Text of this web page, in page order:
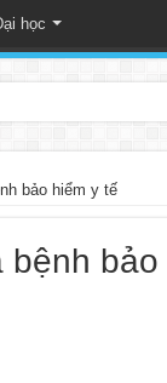
học
bảo hiểm y tế
bệnh bảo